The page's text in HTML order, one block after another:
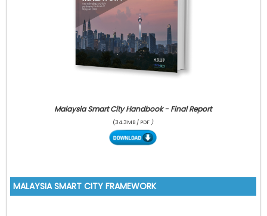
Malaysia Smart City Handbook - Final Report
(34.3MB / PDF )
MALAYSIA SMART CITY FRAMEWORK